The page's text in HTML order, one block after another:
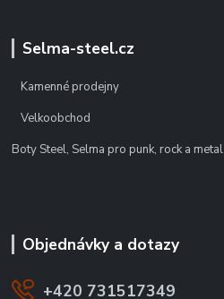
Selma-steel.cz
Kamenné prodejny
Velkoobchod
Boty Steel, Selma pro punk, rock a metal
Objednávky a dotazy
+420 731517349